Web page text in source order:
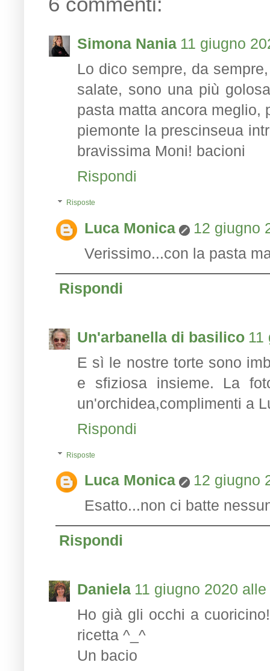
Simona Nania 11 giugno
Lo dico sempre, da
salate, sono una più
pasta matta ancora meglio,
piemonte la prescinseua
bravissima Moni! bacioni
Rispondi
Risposte
Luca Monica
12 giugno
Verissimo...con la pasta
Rispondi
Un'arbanella di basilico 11
E sì le nostre torte sono
e sfiziosa insieme. La
un'orchidea,complimenti a
Rispondi
Risposte
Luca Monica
12 giugno
Esatto...non ci batte
Rispondi
Daniela 11 giugno 2020
Ho già gli occhi a
ricetta ^_^
Un bacio